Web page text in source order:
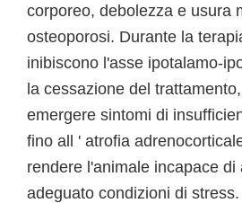
corporeo, debolezza e usura
osteoporosi. Durante la
inibiscono l'asse ipotalamo-
la cessazione del
emergere sintomi di
fino all ' atrofia
rendere l'animale incapace
adeguato condizioni di